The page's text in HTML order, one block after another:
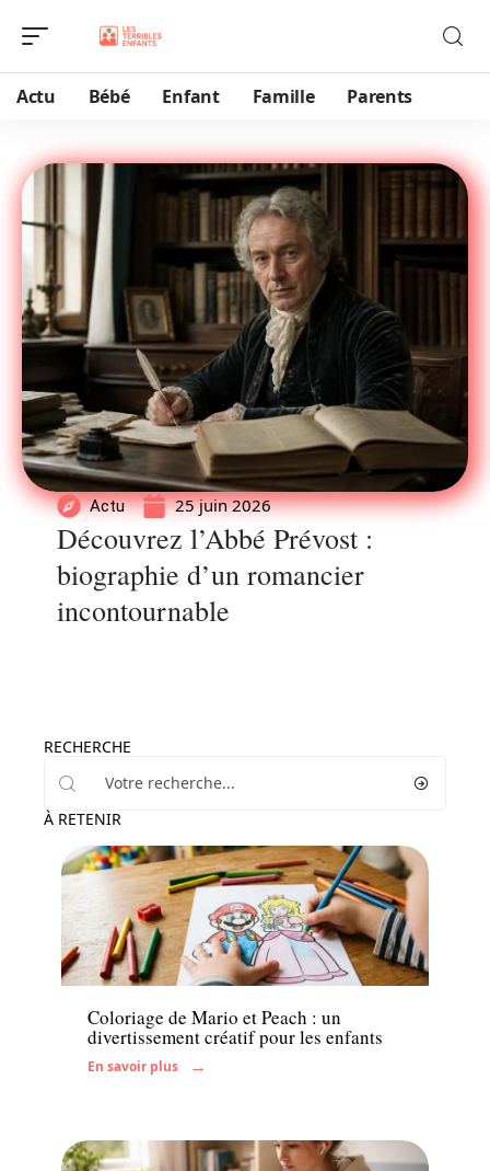
Actu Bébé Enfant Famille Parents
Actu 25 juin 2026
Découvrez l’Abbé Prévost :
biographie d’un romancier
incontournable
RECHERCHE
À RETENIR
Famille
Coloriage de Mario et Peach : un
divertissement créatif pour les enfants
En savoir plus